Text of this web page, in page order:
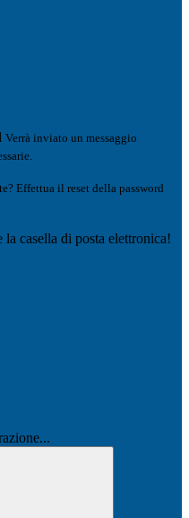
Verrà inviato un messaggio
Effettua il reset della password
casella di posta elettronica!